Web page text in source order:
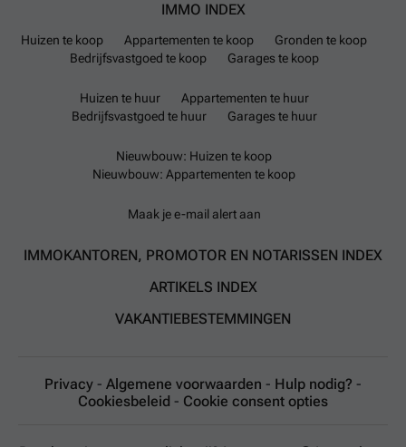
IMMO INDEX
Huizen te koop Appartementen te koop
Gronden te koop
Bedrijfsvastgoed te koop
Garages te koop
Huizen te huur
Appartementen te huur
Bedrijfsvastgoed te huur
Garages te huur
Nieuwbouw: Huizen te koop
Nieuwbouw: Appartementen te koop
Maak je e-mail alert aan
IMMOKANTOREN, PROMOTOR EN NOTARISSEN INDEX
ARTIKELS INDEX
VAKANTIEBESTEMMINGEN
Privacy - Algemene voorwaarden - Hulp nodig? -
Cookiesbeleid - Cookie consent opties